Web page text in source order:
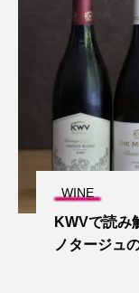
WINE
KWVで読み
ノタージュ